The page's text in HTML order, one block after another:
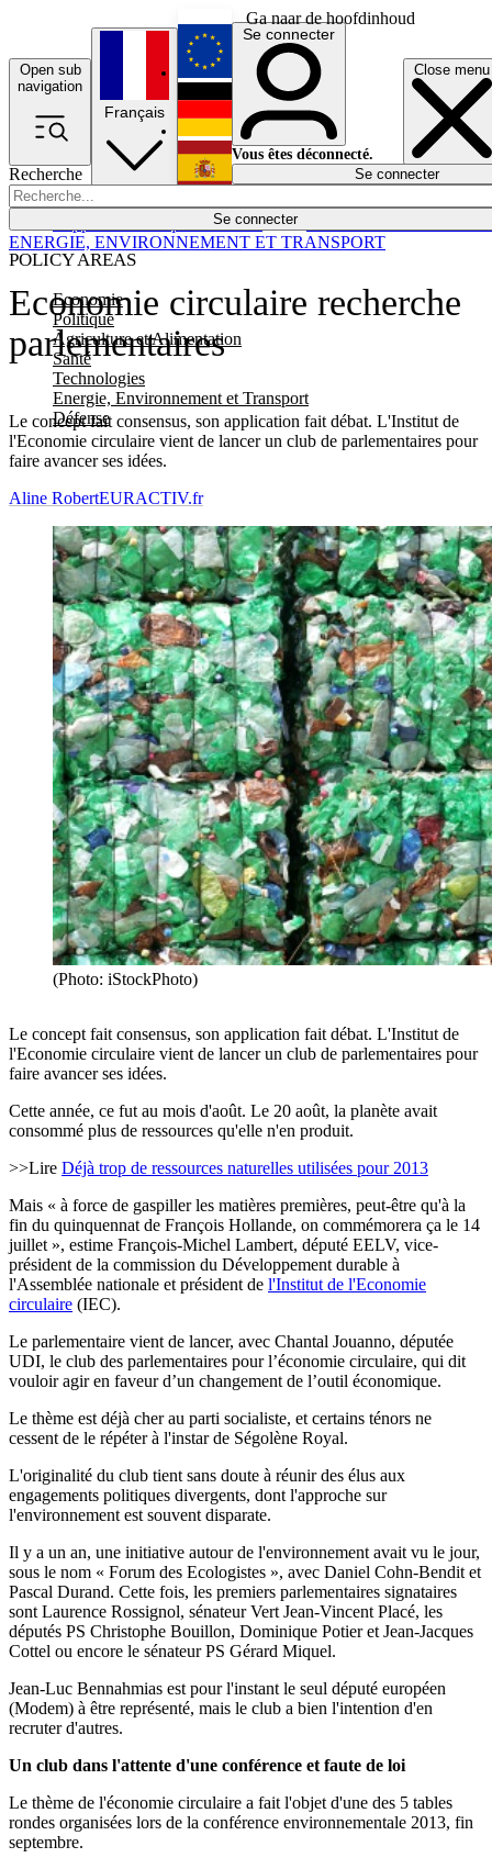
Ga naar de hoofdinhoud
Open sub
navigation
Close menu
Recherche
Se connecter
POLICY AREAS
Economie
Politique
Agriculture et Alimentation
Santé
Technologies
Energie, Environnement et Transport
Défense
Économie
Français
English
Deutsch
Español
Se connecter
Vous êtes déconnecté.
Se connecter
Economie circulaire recherche
parlementaires
Le concept fait consensus, son application fait débat. L'Institut de
l'Economie circulaire vient de lancer un club de parlementaires pour
faire avancer ses idées.
ENERGIE, ENVIRONNEMENT ET TRANSPORT
Aline RobertEURACTIV.fr
(Photo: iStockPhoto)
Le concept fait consensus, son application fait débat. L'Institut de
l'Economie circulaire vient de lancer un club de parlementaires pour
faire avancer ses idées.
Cette année, ce fut au mois d'août. Le 20 août, la planète avait
consommé plus de ressources qu'elle n'en produit.
>>Lire Déjà trop de ressources naturelles utilisées pour 2013
Mais « à force de gaspiller les matières premières, peut-être qu'à la
fin du quinquennat de François Hollande, on commémorera ça le 14
juillet », estime François-Michel Lambert, député EELV, vice-
président de la commission du Développement durable à
l'Assemblée nationale et président de l'Institut de l'Economie
circulaire (IEC).
Le parlementaire vient de lancer, avec Chantal Jouanno, députée
UDI, le club des parlementaires pour l’économie circulaire, qui dit
vouloir agir en faveur d’un changement de l’outil économique.
Le thème est déjà cher au parti socialiste, et certains ténors ne
cessent de le répéter à l'instar de Ségolène Royal.
L'originalité du club tient sans doute à réunir des élus aux
engagements politiques divergents, dont l'approche sur
l'environnement est souvent disparate.
Il y a un an, une initiative autour de l'environnement avait vu le jour,
sous le nom « Forum des Ecologistes », avec Daniel Cohn-Bendit et
Pascal Durand. Cette fois, les premiers parlementaires signataires
sont Laurence Rossignol, sénateur Vert Jean-Vincent Placé, les
députés PS Christophe Bouillon, Dominique Potier et Jean-Jacques
Cottel ou encore le sénateur PS Gérard Miquel.
Jean-Luc Bennahmias est pour l'instant le seul député européen
(Modem) à être représenté, mais le club a bien l'intention d'en
recruter d'autres.
Un club dans l'attente d'une conférence et faute de loi
Le thème de l'économie circulaire a fait l'objet d'une des 5 tables
rondes organisées lors de la conférence environnementale 2013, fin
septembre.